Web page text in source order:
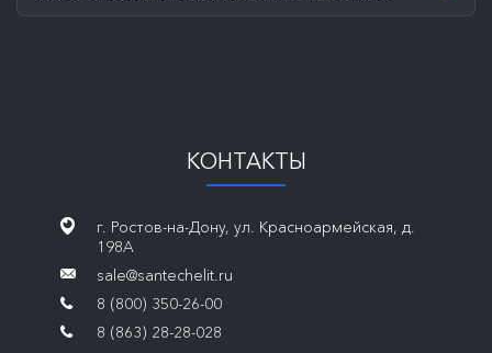
КОНТАКТЫ
г. Ростов-на-Дону, ул. Красноармейская, д.
198А
sale@santechelit.ru
8 (800) 350-26-00
8 (863) 28-28-028